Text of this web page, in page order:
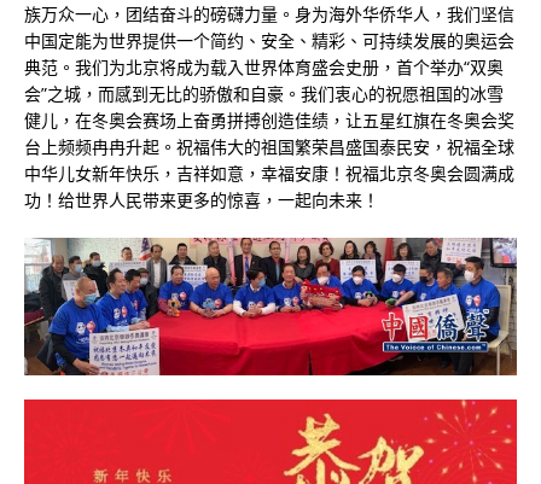
族万众一心，团结奋斗的磅礴力量。身为海外华侨华人，我们坚信
中国定能为世界提供一个简约、安全、精彩、可持续发展的奥运会
典范。我们为北京将成为载入世界体育盛会史册，首个举办“双奥
会”之城，而感到无比的骄傲和自豪。我们衷心的祝愿祖国的冰雪
健儿，在冬奥会赛场上奋勇拼搏创造佳绩，让五星红旗在冬奥会奖
台上频频冉冉升起。祝福伟大的祖国繁荣昌盛国泰民安，祝福全球
中华儿女新年快乐，吉祥如意，幸福安康！祝福北京冬奥会圆满成
功！给世界人民带来更多的惊喜，一起向未来！